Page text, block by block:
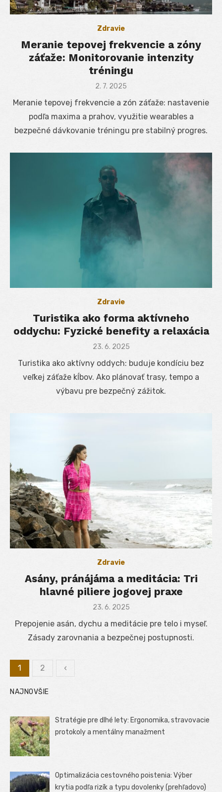
Zdravie
Meranie tepovej frekvencie a zóny
záťaže: Monitorovanie intenzity
tréningu
Posted
2. 7. 2025
Meranie tepovej frekvencie a zón záťaže: nastavenie
podľa maxima a prahov, využitie wearables a
bezpečné dávkovanie tréningu pre stabilný progres.
Zdravie
Turistika ako forma aktívneho
oddychu: Fyzické benefity a relaxácia
Posted
23. 6. 2025
Turistika ako aktívny oddych: buduje kondíciu bez
veľkej záťaže kĺbov. Ako plánovať trasy, tempo a
výbavu pre bezpečný zážitok.
Zdravie
Asány, pránájáma a meditácia: Tri
hlavné piliere jogovej praxe
Posted
23. 6. 2025
Prepojenie asán, dychu a meditácie pre telo i myseľ.
Zásady zarovnania a bezpečnej postupnosti.
Stránkovanie
príspevkov
1 2 ‹
NAJNOVŠIE
Stratégie pre dlhé lety: Ergonomika, stravovacie
protokoly a mentálny manažment
Optimalizácia cestovného poistenia: Výber
krytia podľa rizík a typu dovolenky (prehľadovo)